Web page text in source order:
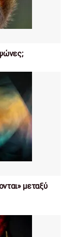
μεταξύ